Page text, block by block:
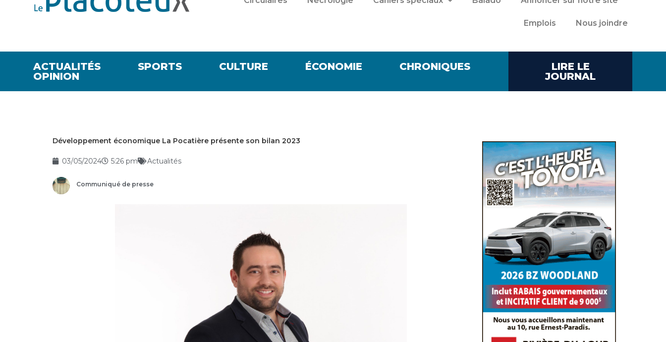
Emplois Nous joindre
ACTUALITÉS SPORTS CULTURE ÉCONOMIE
CHRONIQUES
OPINION
LIRE LE
JOURNAL
Développement économique La Pocatière présente son bilan 2023
03/05/2024 5:26 pm Actualités
Communiqué de presse